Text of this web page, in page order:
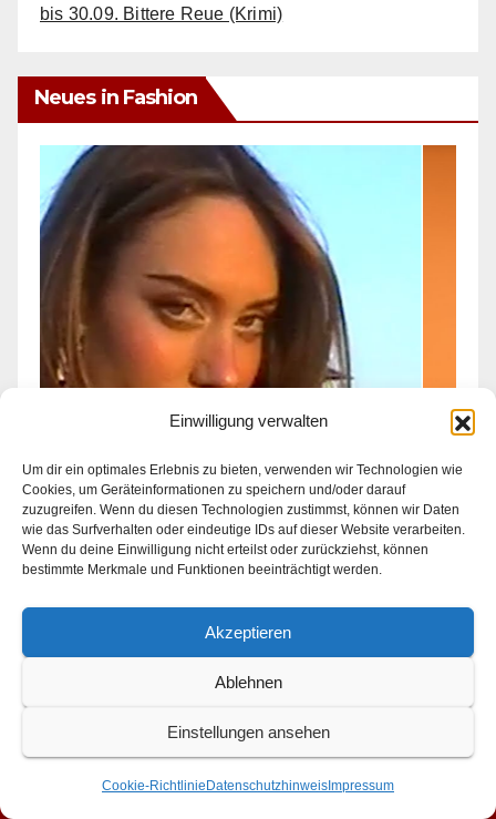
Einwilligung verwalten
Um dir ein optimales Erlebnis zu bieten, verwenden wir Technologien wie
Cookies, um Geräteinformationen zu speichern und/oder darauf
zuzugreifen. Wenn du diesen Technologien zustimmst, können wir Daten
wie das Surfverhalten oder eindeutige IDs auf dieser Website verarbeiten.
Wenn du deine Einwilligung nicht erteilst oder zurückziehst, können
bestimmte Merkmale und Funktionen beeinträchtigt werden.
Akzeptieren
Ablehnen
Einstellungen ansehen
Cookie-Richtlinie Datenschutzhinweis Impressum
bis 30.09. Bittere Reue (Krimi)
Neues in Fashion
FASHION
Create Offline Memories
3. AUGUST 2026